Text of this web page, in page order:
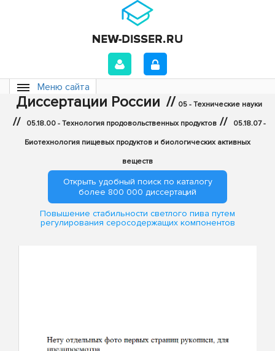
Меню сайта
Диссертации России // 05 - Технические науки
// 05.18.00 - Технология продовольственных продуктов // 05.18.07 -
Биотехнология пищевых продуктов и биологических активных
веществ
Открыть удобный поиск по каталогу
более 800 000 диссертаций
Повышение стабильности светлого пива путем
регулирования серосодержащих компонентов